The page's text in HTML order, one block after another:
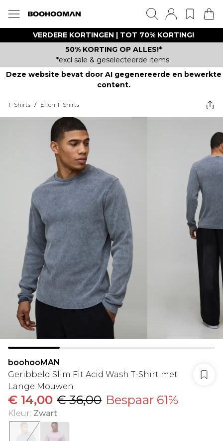
VERDERE KORTINGEN | TOT 70% KORTING!
50% KORTING OP ALLES!*
*excl sale & geselecteerde items.
Deze website bevat door AI gegenereerde en bewerkte
content.
T-Shirts / Effen T-Shirts
boohooMAN
Geribbeld Slim Fit Acid Wash T-Shirt met
Lange Mouwen
€ 14,00 € 36,00 Bespaar 61%
Kleur: Zwart